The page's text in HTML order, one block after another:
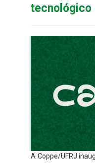
tecnológico
A Coppe/UFRJ